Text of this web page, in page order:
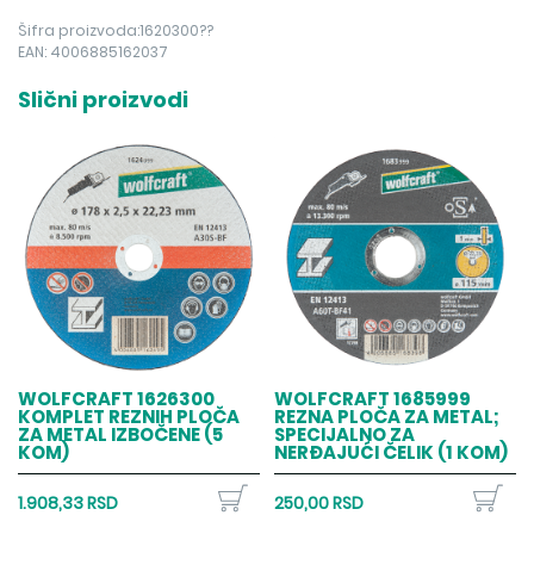
Šifra proizvoda:1620300??
EAN: 4006885162037
Slični proizvodi
WOLFCRAFT 1626300
KOMPLET REZNIH PLOČA
ZA METAL IZBOČENE (5
KOM)
1.908,33 RSD
WOLFCRAFT 1685999
REZNA PLOČA ZA METAL;
SPECIJALNO ZA
NERĐAJUĆI ČELIK (1 KOM)
250,00 RSD